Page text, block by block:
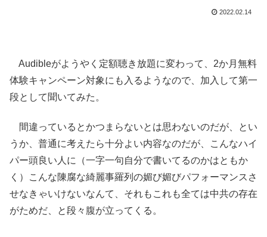
2022.02.14
Audibleがようやく定額聴き放題に変わって、2か月無料
体験キャンペーン対象にも入るようなので、加入して第一
段として聞いてみた。
間違っているとかつまらないとは思わないのだが、とい
うか、普通に考えたら十分よい内容なのだが、こんなハイ
パー頭良い人に（一字一句自分で書いてるのかはともか
く）こんな陳腐な綺麗事羅列の媚び媚びパフォーマンスさ
せなきゃいけないなんて、それもこれも全ては中共の存在
がためだ、と段々腹が立ってくる。